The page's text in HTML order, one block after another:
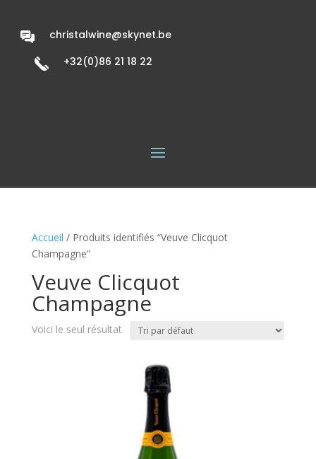
christalwine@skynet.be
+32(0)86 21 18 22
Accueil / Produits identifiés “Veuve Clicquot
Champagne”
Veuve Clicquot
Champagne
Voici le seul résultat